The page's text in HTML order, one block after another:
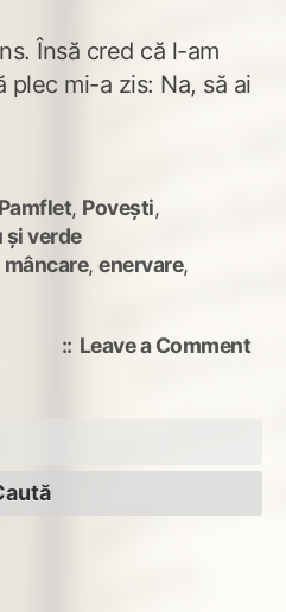
Însă cred că l-am
plec mi-a zis: Na, să ai
Pamflet, Povești,
și verde
, enervare,
Leave a Commenton